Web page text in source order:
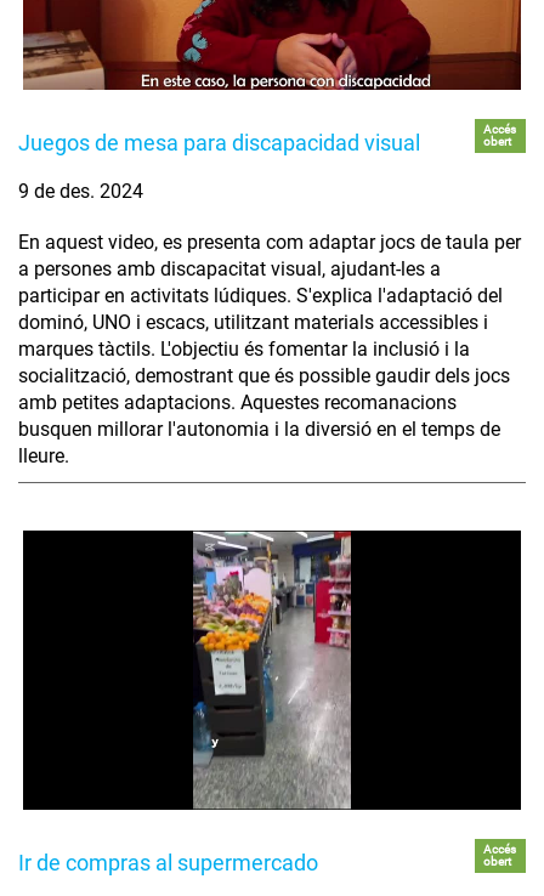
Juegos de mesa para discapacidad visual
Accés
obert
9 de des. 2024
En aquest video, es presenta com adaptar jocs de taula per
a persones amb discapacitat visual, ajudant-les a
participar en activitats lúdiques. S'explica l'adaptació del
dominó, UNO i escacs, utilitzant materials accessibles i
marques tàctils. L'objectiu és fomentar la inclusió i la
socialització, demostrant que és possible gaudir dels jocs
amb petites adaptacions. Aquestes recomanacions
busquen millorar l'autonomia i la diversió en el temps de
lleure.
Ir de compras al supermercado
Accés
obert